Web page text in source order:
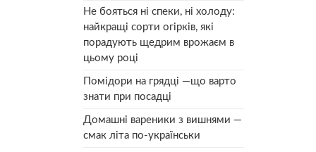
Не бояться ні спеки, ні холоду:
найкращі сорти огірків, які
порадують щедрим врожаєм в
цьому році
Помідори на грядці —що варто
знати при посадці
Домашні вареники з вишнями —
смак літа по-українськи